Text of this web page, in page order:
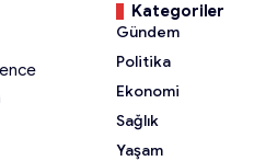
Kategoriler
Gündem
Politika
Ekonomi
Sağlık
Yaşam